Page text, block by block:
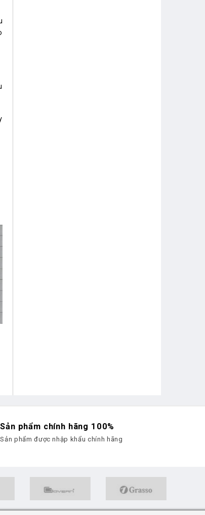
Sản phẩm chính hãng 100%
Sản phẩm được nhập khẩu chính hãng